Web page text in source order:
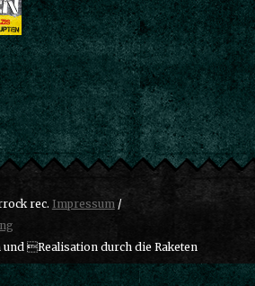
rec. Impressum/
Realisation durch die Raketen